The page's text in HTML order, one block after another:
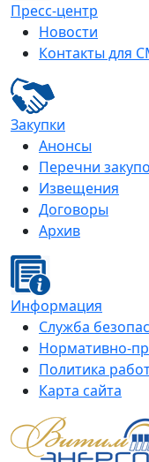
Пресс-центр
Новости
Контакты для
Закупки
Анонсы
Перечни
Извещения
Договоры
Архив
Информация
Служба
Нормативно-
Политика
Карта сайта